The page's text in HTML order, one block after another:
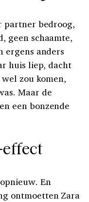
partner bedroog,
geen schaamte,
ergens anders
huis liep, dacht
zou komen,
Maar de
een bonzende
En
ontmoetten Zara